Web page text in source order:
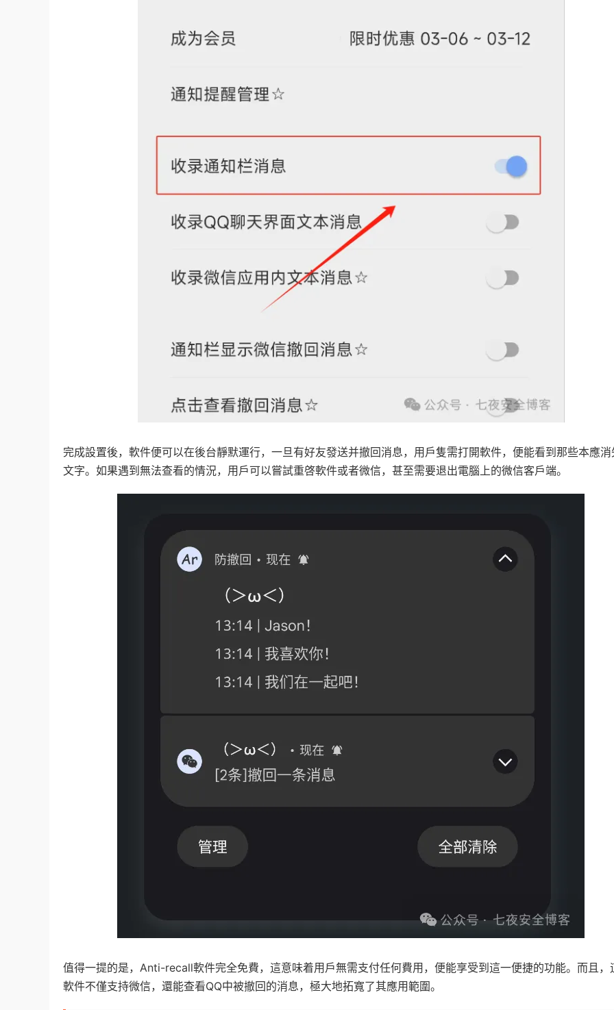
完成設置後，軟件便可以在後台靜默運行，一旦有好友發送并撤回消息，用戶隻需打開軟件，便能看到那些本應消
文字。如果遇到無法查看的情況，用戶可以嘗試重啓軟件或者微信，甚至需要退出電腦上的微信客戶端。
值得一提的是，Anti-recall軟件完全免費，這意味着用戶無需支付任何費用，便能享受到這一便捷的功能。而且，
軟件不僅支持微信，還能查看QQ中被撤回的消息，極大地拓寬了其應用範圍。